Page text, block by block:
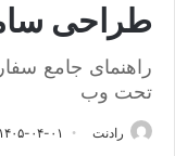
طراحی
راهنمای جامع
تحت وب
رادنت ۱۴۰۵-۰۴-۰۱